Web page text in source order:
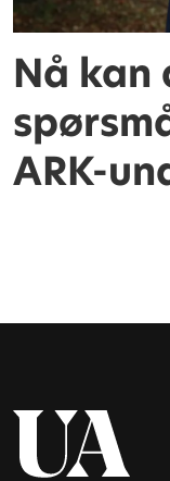
Nå kan
ARK-